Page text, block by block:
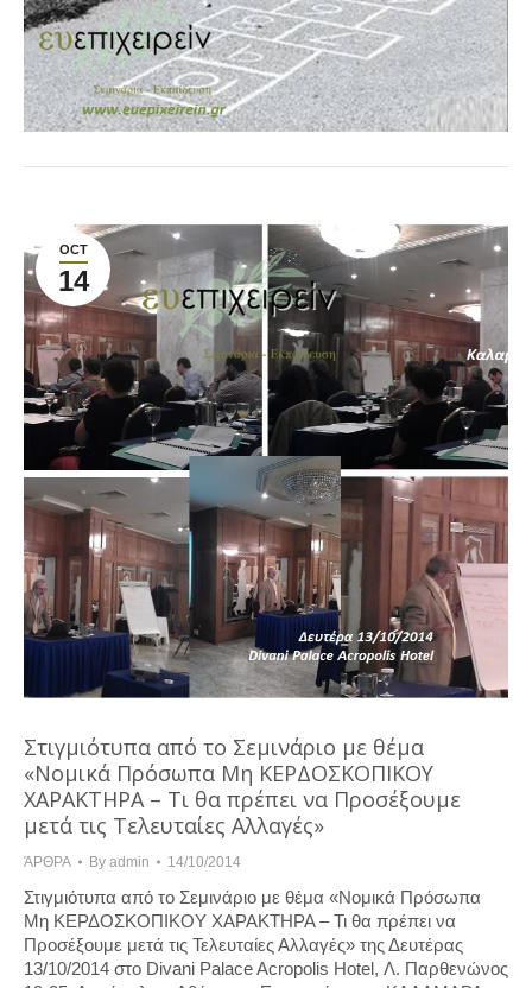
OCT
14
Στιγμιότυπα από το Σεμινάριο με θέμα
«Νομικά Πρόσωπα Μη ΚΕΡΔΟΣΚΟΠΙΚΟΥ
ΧΑΡΑΚΤΗΡΑ – Τι θα πρέπει να Προσέξουμε
μετά τις Τελευταίες Αλλαγές»
ΆΡΘΡΑ By admin 14/10/2014
Στιγμιότυπα από το Σεμινάριο με θέμα «Νομικά Πρόσωπα
Μη ΚΕΡΔΟΣΚΟΠΙΚΟΥ ΧΑΡΑΚΤΗΡΑ – Τι θα πρέπει να
Προσέξουμε μετά τις Τελευταίες Αλλαγές» της Δευτέρας
13/10/2014 στο Divani Palace Acropolis Hotel, Λ. Παρθενώνος